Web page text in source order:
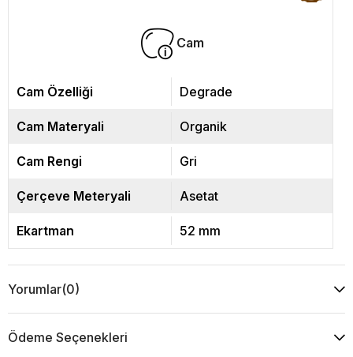
Cam
Cam Özelliği Degrade
Cam Materyali Organik
Cam Rengi Gri
Çerçeve Meteryali Asetat
Ekartman 52 mm
Yorumlar(0)
Ödeme Seçenekleri